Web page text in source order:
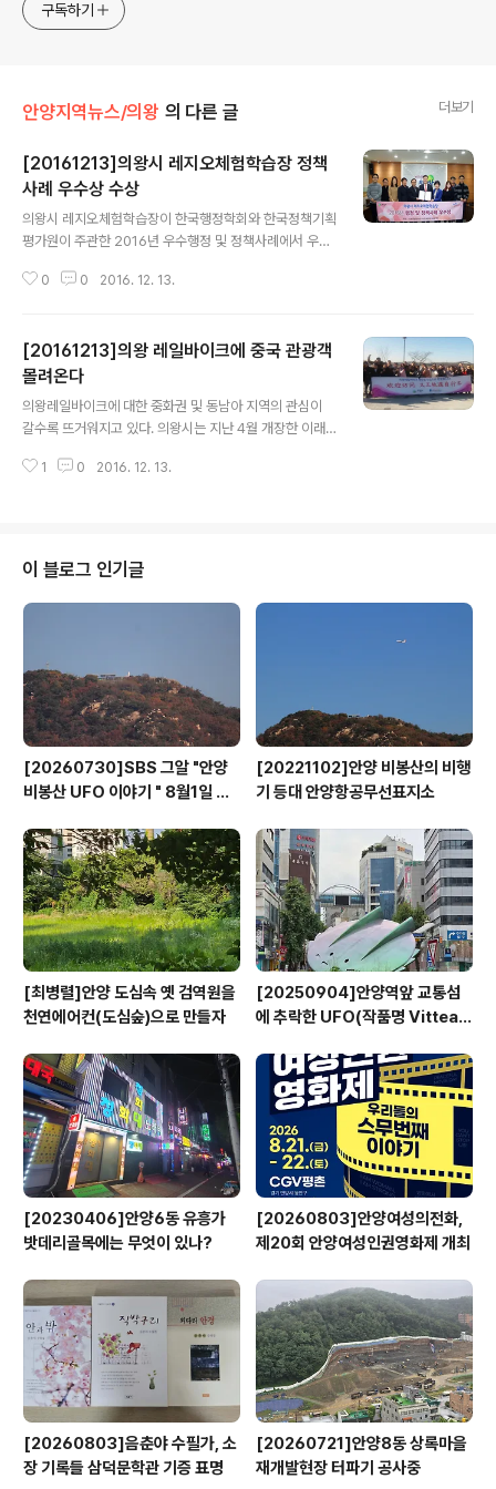
구독하기
안양지역뉴스/의왕 의 다른 글 더보기
[20161213]의왕시 레지오체험학습장 정책
사례 우수상 수상
의왕시 레지오체험학습장이 한국행정학회와 한국정책기획
평가원이 주관한 2016년 우수행정 및 정책사례에서 우수
법으로 자발적 학습의지에 따라 창의성과 문제해결 능력
체험학습장은 지난 2012년부터 전국 지자체 중에서 최초
로 운영을 시작한 이래 지금까지 1만8500여명이 체험장
을 이용했다. 최근에는 전국의 유아교육 관련 학생들과 중
국, 대만에서도 관심을 갖고 견학하러 오는 등 영유아 교육
의 모범사례로 알려지고 있다. 김성제 의왕시장은 “지방자
치단체가 보육의 질(質)을 추구한다는 것은 보육의 공공성
0 0 2016. 12. 13.
[20161213]의왕 레일바이크에 중국 관광객
몰려온다
의왕레일바이크에 대한 중화권 및 동남아 지역의 관심이
갈수록 뜨거워지고 있다. 의왕시는 지난 4월 개장한 이래
크에 대만, 태국에 이어 중국에서도 관광객들이 몰려올 가
여건을 타진한 데 이어 지난 11일에는 산동성 여행업계 종
사자 40여명이 방문했다. 이들은 지난달 의왕시가 국내 인
바운드 여행사를 대상으로 개최한 관광설명회 및 팸투어에
들은 의왕시를 방문해 우리나라 철도 역사를 한눈에..
1 0 2016. 12. 13.
이 블로그 인기글
[20260730]SBS 그알 "안양
비봉산 UFO 이야기 " 8월1일 방
[20221102]안양 비봉산의 비행
기 등대 안양항공무선표지소
[최병렬]안양 도심속 옛 검역원을
천연에어컨(도심숲)으로 만들자
[20250904]안양역앞 교통섬
에 추락한 UFO(작품명 Vitteau
[20230406]안양6동 유흥가
밧데리골목에는 무엇이 있나?
[20260803]안양여성의전화,
제20회 안양여성인권영화제 개최
[20260803]음춘야 수필가, 소
장 기록들 삼덕문학관 기증 표명
[20260721]안양8동 상록마을
재개발현장 터파기 공사중